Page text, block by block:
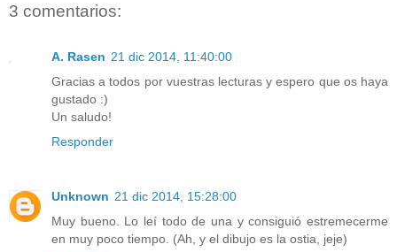
3 comentarios:
A. Rasen 21 dic 2014, 11:40:00
Gracias a todos por vuestras lecturas y espero que os haya
gustado :)
Un saludo!
Responder
Unknown 21 dic 2014, 15:28:00
Muy bueno. Lo leí todo de una y consiguió estremecerme
en muy poco tiempo. (Ah, y el dibujo es la ostia, jeje)